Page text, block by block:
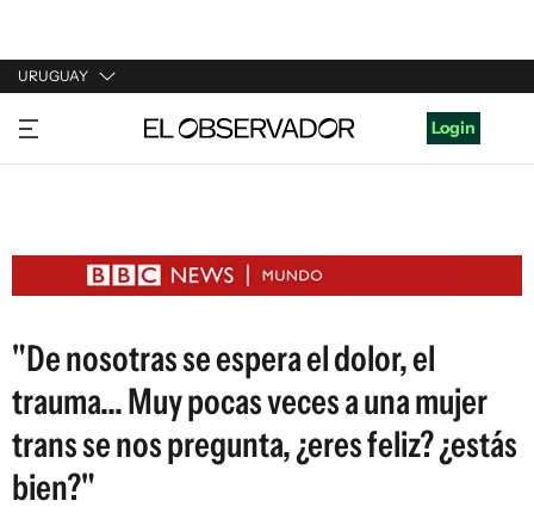
URUGUAY
URUGUAY
ARGENTINA
ESTADOS UNIDOS
Login
"De nosotras se espera el dolor, el
trauma... Muy pocas veces a una mujer
trans se nos pregunta, ¿eres feliz? ¿estás
bien?"